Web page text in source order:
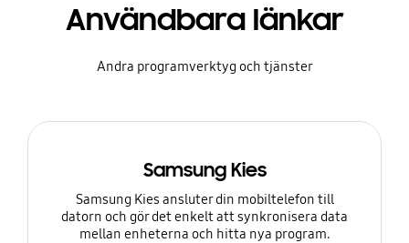
Användbara länkar
Andra programverktyg och tjänster
Samsung Kies
Samsung Kies ansluter din mobiltelefon till
datorn och gör det enkelt att synkronisera data
mellan enheterna och hitta nya program.